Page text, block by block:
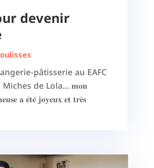
devenir
pâtisserie au EAFC
Miches de Lola… 𝐦𝐨𝐧
𝐚 𝐞́𝐭𝐞́ 𝐣𝐨𝐲𝐞𝐮𝐱 𝐞𝐭 𝐭𝐫𝐞̀𝐬